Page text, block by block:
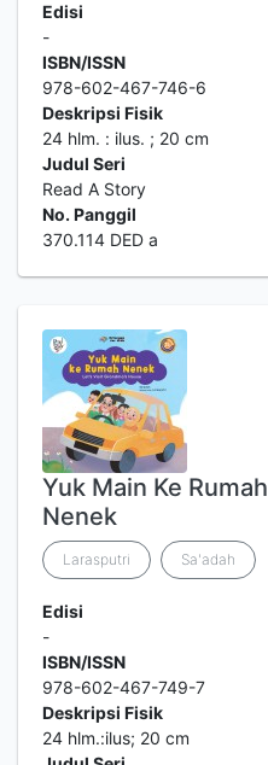
Edisi
-
ISBN/ISSN
978-602-467-746-6
Deskripsi Fisik
24 hlm. : ilus. ; 20 cm
Judul Seri
Read A Story
No. Panggil
370.114 DED a
Yuk Main Ke Rumah
Nenek
Larasputri Sa'adah
Edisi
-
ISBN/ISSN
978-602-467-749-7
Deskripsi Fisik
24 hlm.:ilus; 20 cm